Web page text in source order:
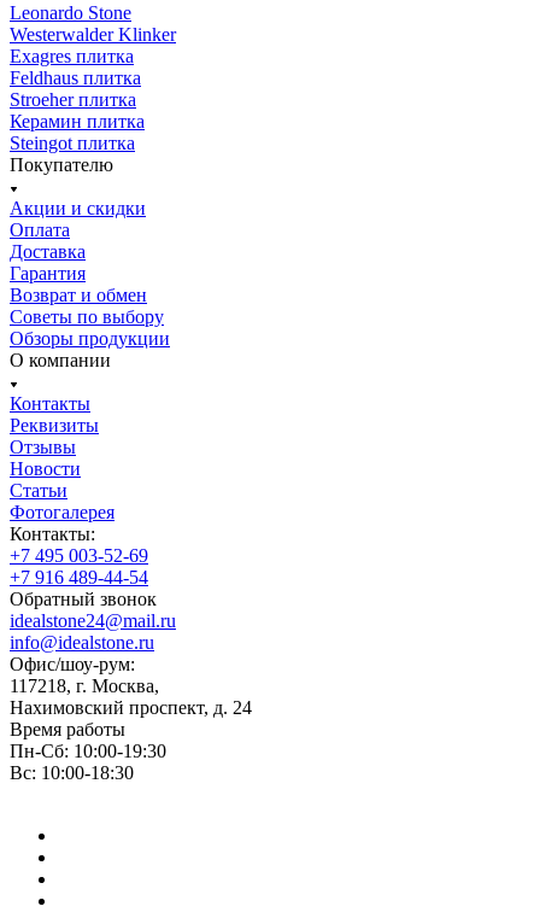
Leonardo Stone
Westerwalder Klinker
Exagres плитка
Feldhaus плитка
Stroeher плитка
Керамин плитка
Steingot плитка
Покупателю
Акции и скидки
Оплата
Доставка
Гарантия
Возврат и обмен
Советы по выбору
Обзоры продукции
О компании
Контакты
Реквизиты
Отзывы
Новости
Статьи
Фотогалерея
Контакты:
+7 495 003-52-69
+7 916 489-44-54
Обратный звонок
idealstone24@mail.ru
info@idealstone.ru
Офис/шоу-рум:
117218, г. Москва,
Нахимовский проспект, д. 24
Время работы
Пн-Сб: 10:00-19:30
Вс: 10:00-18:30